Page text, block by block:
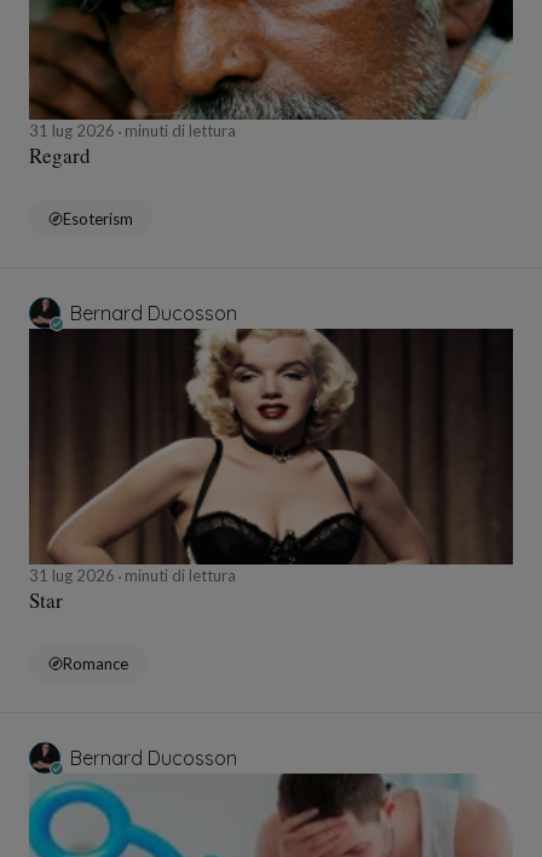
31 lug 2026 minuti di lettura
Regard
Esoterism
Bernard Ducosson
31 lug 2026 minuti di lettura
Star
Romance
Bernard Ducosson